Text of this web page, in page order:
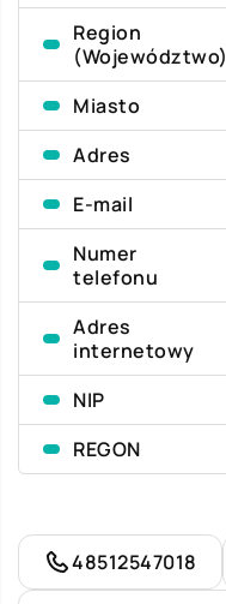
Region
(Województwo)
Miasto
Adres
E-mail
Numer
telefonu
Adres
internetowy
NIP
REGON
48512547018